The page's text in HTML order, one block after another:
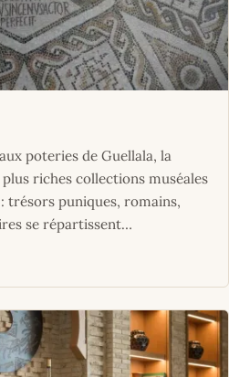
poteries de Guellala, la
plus riches collections muséales
trésors puniques, romains,
se répartissent…